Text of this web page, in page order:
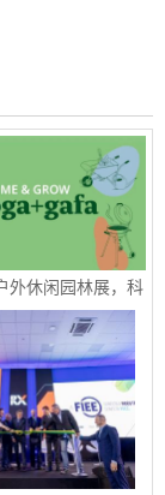
外休闲园林展，科
户外休闲及烧烤用
圆满收官 下届
6 月 15日至 6 月
17 日